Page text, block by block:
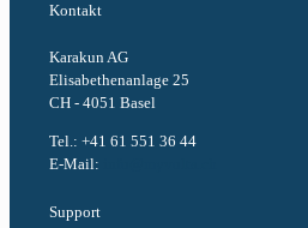
Kontakt
Karakun AG
Elisabethenanlage 25
CH - 4051 Basel
Tel.: +41 61 551 36 44
E-Mail:
Support